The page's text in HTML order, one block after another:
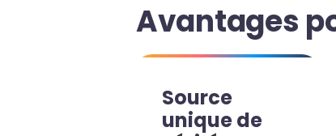
Avantages
Source
unique de